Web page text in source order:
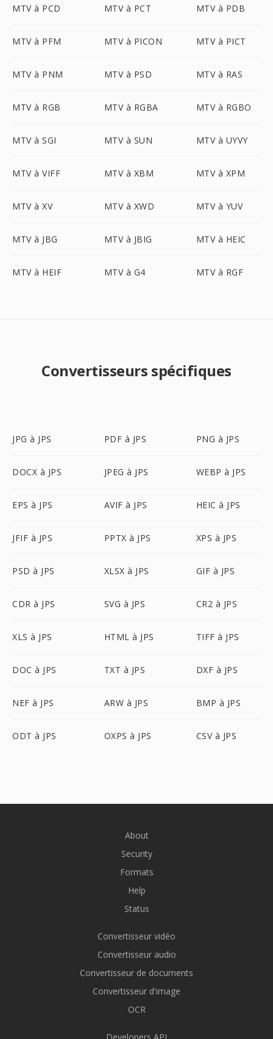
MTV à PCD MTV à PCT MTV à PDB
MTV à PFM MTV à PICON MTV à PICT
MTV à PNM MTV à PSD MTV à RAS
MTV à RGB MTV à RGBA MTV à RGBO
MTV à SGI MTV à SUN MTV à UYVY
MTV à VIFF MTV à XBM MTV à XPM
MTV à XV MTV à XWD MTV à YUV
MTV à JBG MTV à JBIG MTV à HEIC
MTV à HEIF MTV à G4 MTV à RGF
Convertisseurs spécifiques
JPG à JPS PDF à JPS PNG à JPS
DOCX à JPS JPEG à JPS WEBP à JPS
EPS à JPS AVIF à JPS HEIC à JPS
JFIF à JPS PPTX à JPS XPS à JPS
PSD à JPS XLSX à JPS GIF à JPS
CDR à JPS SVG à JPS CR2 à JPS
XLS à JPS HTML à JPS TIFF à JPS
DOC à JPS TXT à JPS DXF à JPS
NEF à JPS ARW à JPS BMP à JPS
ODT à JPS OXPS à JPS CSV à JPS
About
Security
Formats
Help
Status
Convertisseur vidéo
Convertisseur audio
Convertisseur de documents
Convertisseur d'image
OCR